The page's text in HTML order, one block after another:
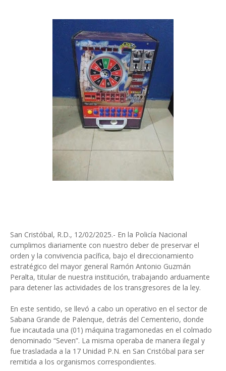
San Cristóbal, R.D., 12/02/2025.- En la Policía Nacional
cumplimos diariamente con nuestro deber de preservar el
orden y la convivencia pacífica, bajo el direccionamiento
estratégico del mayor general Ramón Antonio Guzmán
Peralta, titular de nuestra institución, trabajando arduamente
para detener las actividades de los transgresores de la ley.
En este sentido, se llevó a cabo un operativo en el sector de
Sabana Grande de Palenque, detrás del Cementerio, donde
fue incautada una (01) máquina tragamonedas en el colmado
denominado “Seven”. La misma operaba de manera ilegal y
fue trasladada a la 17 Unidad P.N. en San Cristóbal para ser
remitida a los organismos correspondientes.